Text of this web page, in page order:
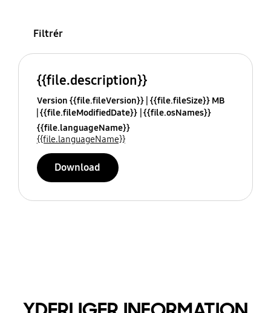
Filtrér
{{file.description}}
Version {{file.fileVersion}} {{file.fileSize}} MB
{{file.fileModifiedDate}} {{file.osNames}}
{{file.languageName}}
{{file.languageName}}
Download